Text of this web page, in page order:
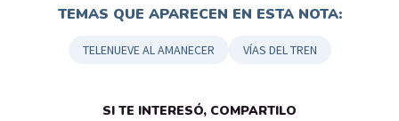
TEMAS QUE APARECEN EN ESTA NOTA:
TELENUEVE AL AMANECER VÍAS DEL TREN
SI TE INTERESÓ, COMPARTILO